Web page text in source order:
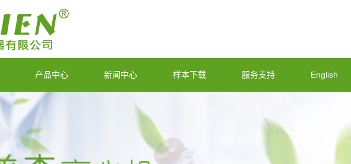
产品中心 新闻中心 样本下载 服务支持 English